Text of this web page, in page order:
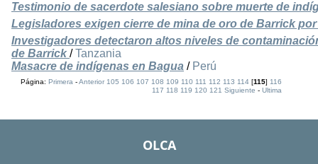
Testimonio de sacerdote salesiano sobre muerte de
Legisladores exigen cierre de mina de oro de Barrick
Investigadores detectaron altos niveles de
de Barrick /Tanzania
Masacre de indígenas en Bagua / Perú
Página:Primera -Anterior 105 106 107 108 109 110 111 112 113 114 [115]116
117 118 119 120 121 Siguiente -Ultima
OLCA